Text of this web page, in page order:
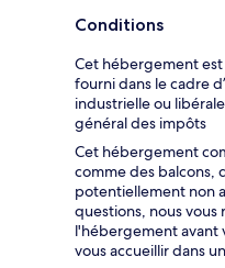
Conditions
Cet hébergement
fourni dans le cadre
industrielle ou
général des impôts
Cet hébergement
comme des balcons,
potentiellement non
questions, nous
l'hébergement avant
vous accueillir dans